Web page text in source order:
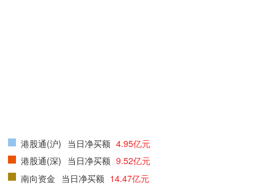
港股通(沪) 当日净买额 4.95亿元
港股通(深) 当日净买额 9.52亿元
南向资金 当日净买额 14.47亿元